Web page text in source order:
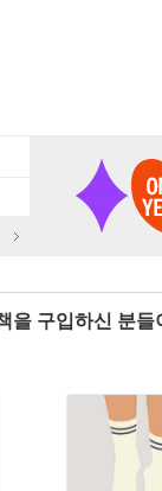
을 구입하신 분